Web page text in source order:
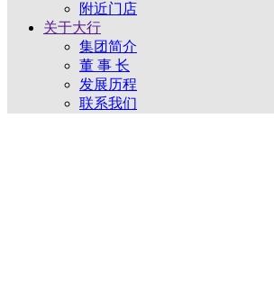
附近门店
关于大行
集团简介
董 事 长
发展历程
联系我们